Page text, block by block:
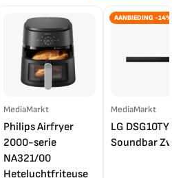
MediaMarkt
Philips Airfryer
2000-serie
NA321/00
Heteluchtfriteuse
AANBIEDING -14%
MediaMarkt
LG DSG10TY
Soundbar